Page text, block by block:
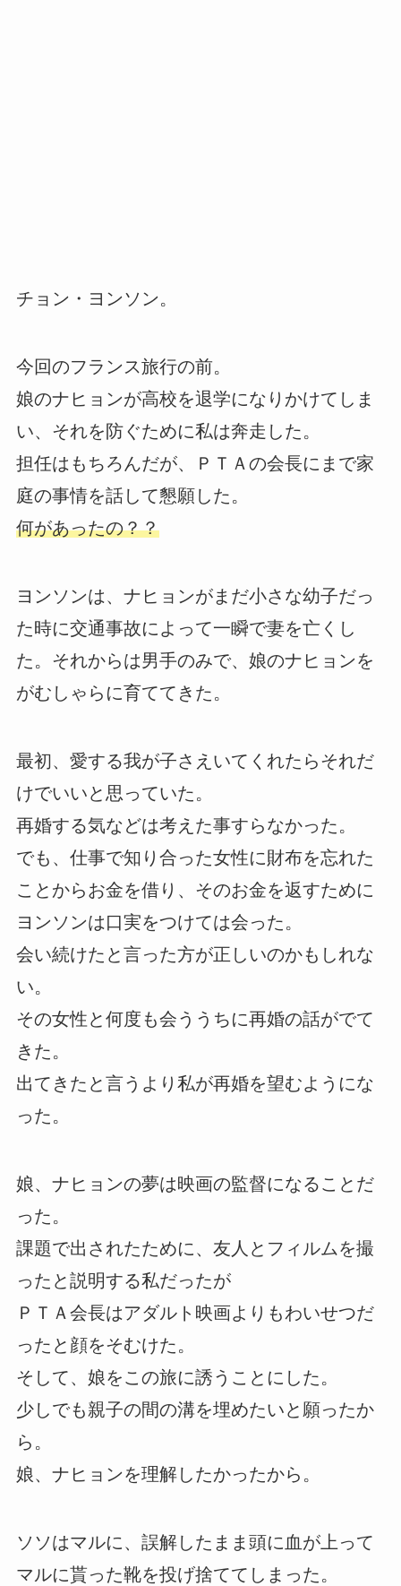
チョン・ヨンソン。
今回のフランス旅行の前。
娘のナヒョンが高校を退学になりかけてしま
い、それを防ぐために私は奔走した。
担任はもちろんだが、ＰＴＡの会長にまで家
庭の事情を話して懇願した。
何があったの？？
ヨンソンは、ナヒョンがまだ小さな幼子だっ
た時に交通事故によって一瞬で妻を亡くし
た。それからは男手のみで、娘のナヒョンを
がむしゃらに育ててきた。
最初、愛する我が子さえいてくれたらそれだ
けでいいと思っていた。
再婚する気などは考えた事すらなかった。
でも、仕事で知り合った女性に財布を忘れた
ことからお金を借り、そのお金を返すために
ヨンソンは口実をつけては会った。
会い続けたと言った方が正しいのかもしれな
い。
その女性と何度も会ううちに再婚の話がでて
きた。
出てきたと言うより私が再婚を望むようにな
った。
娘、ナヒョンの夢は映画の監督になることだ
った。
課題で出されたために、友人とフィルムを撮
ったと説明する私だったが
ＰＴＡ会長はアダルト映画よりもわいせつだ
ったと顔をそむけた。
そして、娘をこの旅に誘うことにした。
少しでも親子の間の溝を埋めたいと願ったか
ら。
娘、ナヒョンを理解したかったから。
ソソはマルに、誤解したまま頭に血が上って
マルに貰った靴を投げ捨ててしまった。